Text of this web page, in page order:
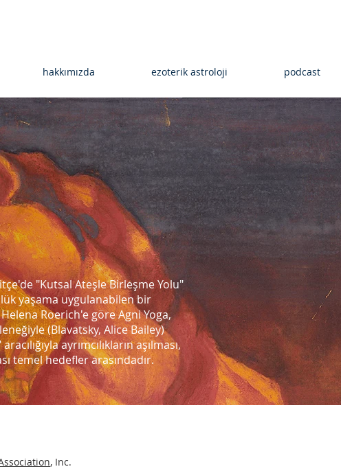
hakkımızda ezoterik astroloji podcast
"Kutsal Ateşle Birleşme Yolu"
yaşama uygulanabilen bir
Helena Roerich'e göre Agni Yoga,
(Blavatsky, Alice Bailey)
ayrımcılıkların aşılması,
temel hedefler arasındadır.
, Inc.